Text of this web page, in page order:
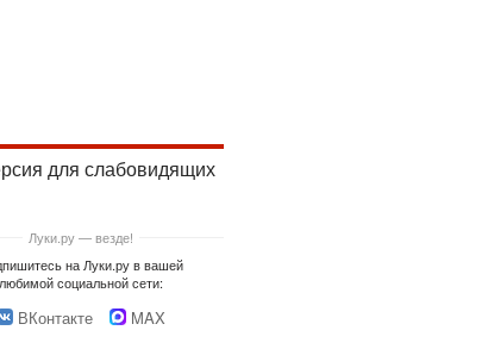
для слабовидящих
Луки.ру — везде!
на Луки.ру в вашей
любимой социальной сети:
ВКонтакте MAX